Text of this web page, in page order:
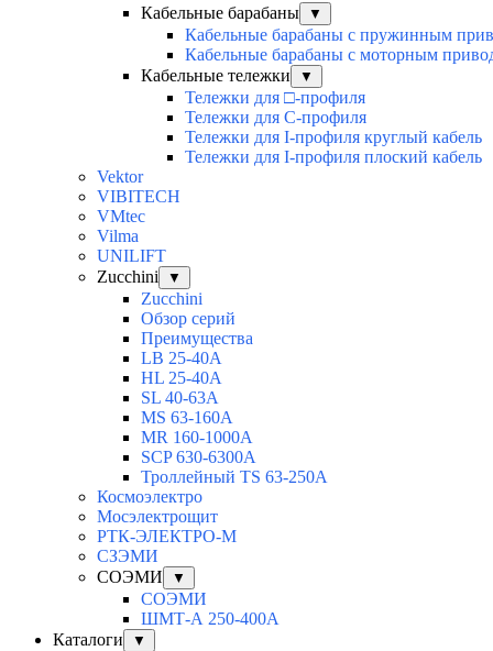
Кабельные барабаны
▼
Кабельные барабаны с пружинным
Кабельные барабаны с моторным
Кабельные тележки
▼
Тележки для □-профиля
Тележки для С-профиля
Тележки для I-профиля круглый кабель
Тележки для I-профиля плоский кабель
Vektor
VIBITECH
VMtec
Vilma
UNILIFT
Zucchini
▼
Zucchini
Обзор серий
Преимущества
LB 25-40A
HL 25-40A
SL 40-63A
MS 63-160A
MR 160-1000A
SCP 630-6300A
Троллейный TS 63-250A
Космоэлектро
Мосэлектрощит
РТК-ЭЛЕКТРО-М
СЗЭМИ
СОЭМИ
▼
СОЭМИ
ШМТ-А 250-400А
Каталоги
▼